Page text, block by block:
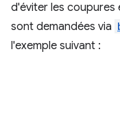
d'éviter les coupures
sont demandées via
l'exemple suivant :